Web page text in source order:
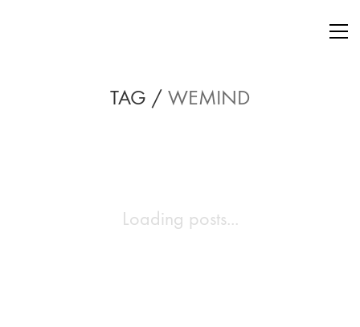
TAG / WEMIND
Loading posts...